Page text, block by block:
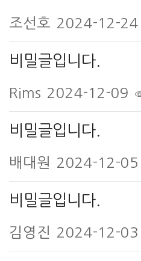
조선호 2024-12-24
비밀글입니다.
Rims 2024-12-09
비밀글입니다.
배대원 2024-12-05
비밀글입니다.
김영진 2024-12-03